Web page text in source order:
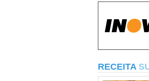
RECEITA